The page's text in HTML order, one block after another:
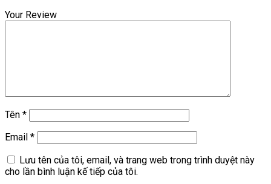
Your Review
Tên *
Email *
Lưu tên của tôi, email, và trang web trong trình duyệt này
cho lần bình luận kế tiếp của tôi.